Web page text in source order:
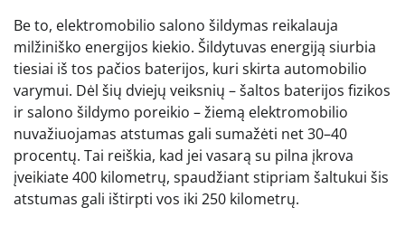
Be to, elektromobilio salono šildymas reikalauja
milžiniško energijos kiekio. Šildytuvas energiją siurbia
tiesiai iš tos pačios baterijos, kuri skirta automobilio
varymui. Dėl šių dviejų veiksnių – šaltos baterijos fizikos
ir salono šildymo poreikio – žiemą elektromobilio
nuvažiuojamas atstumas gali sumažėti net 30–40
procentų. Tai reiškia, kad jei vasarą su pilna įkrova
įveikiate 400 kilometrų, spaudžiant stipriam šaltukui šis
atstumas gali ištirpti vos iki 250 kilometrų.